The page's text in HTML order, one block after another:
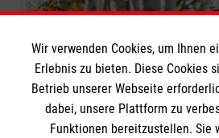
Wir verwenden Cookies, um Ihnen
Erlebnis zu bieten. Diese Cookies
Betrieb unserer Webseite
dabei, unsere Plattform zu
Funktionen bereitzustellen. Sie